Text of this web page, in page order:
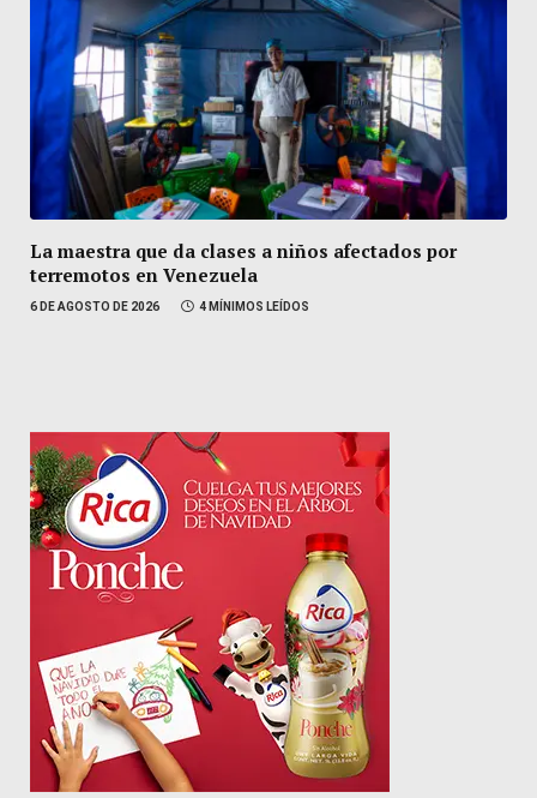
La maestra que da clases a niños afectados por
terremotos en Venezuela
6 DE AGOSTO DE 2026 4 MÍNIMOS LEÍDOS